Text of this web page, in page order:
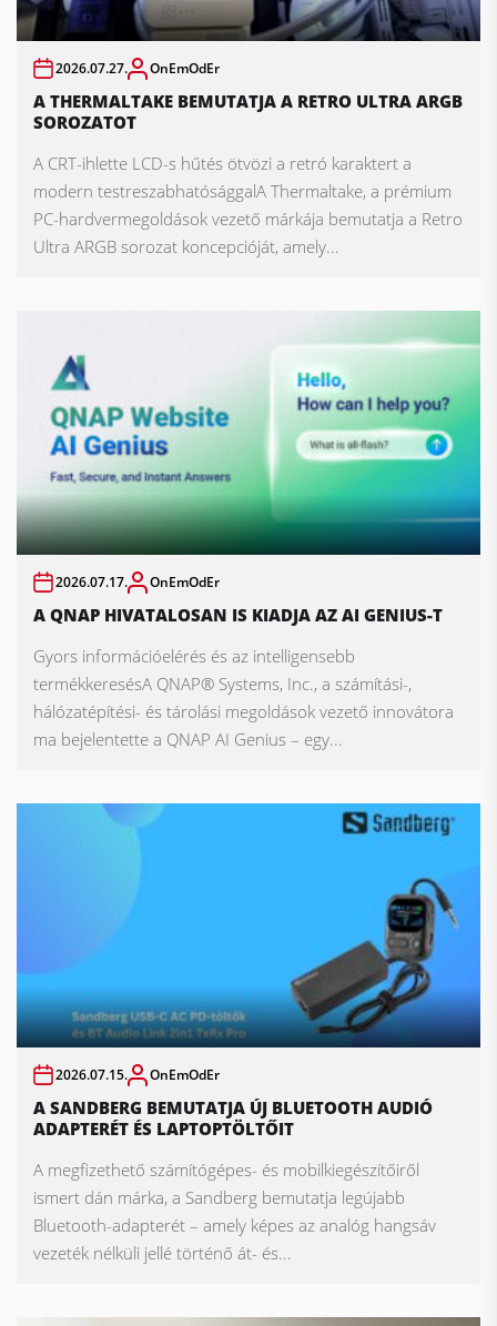
2026.07.27. OnEmOdEr
A THERMALTAKE BEMUTATJA A RETRO ULTRA ARGB
SOROZATOT
A CRT-ihlette LCD-s hűtés ötvözi a retró karaktert a
modern testreszabhatósággalA Thermaltake, a prémium
PC-hardvermegoldások vezető márkája bemutatja a Retro
Ultra ARGB sorozat koncepcióját, amely...
2026.07.17. OnEmOdEr
A QNAP HIVATALOSAN IS KIADJA AZ AI GENIUS-T
Gyors információelérés és az intelligensebb
termékkeresésA QNAP® Systems, Inc., a számítási-,
hálózatépítési- és tárolási megoldások vezető innovátora
ma bejelentette a QNAP AI Genius – egy...
2026.07.15. OnEmOdEr
A SANDBERG BEMUTATJA ÚJ BLUETOOTH AUDIÓ
ADAPTERÉT ÉS LAPTOPTÖLTŐIT
A megfizethető számítógépes- és mobilkiegészítőiről
ismert dán márka, a Sandberg bemutatja legújabb
Bluetooth-adapterét – amely képes az analóg hangsáv
vezeték nélküli jellé történő át- és...